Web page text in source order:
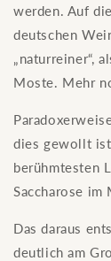
werden. Auf
deutschen
„naturreiner“,
Moste. Mehr
dies gewollt
berühmtesten
Saccharose im
Das daraus
deutlich am